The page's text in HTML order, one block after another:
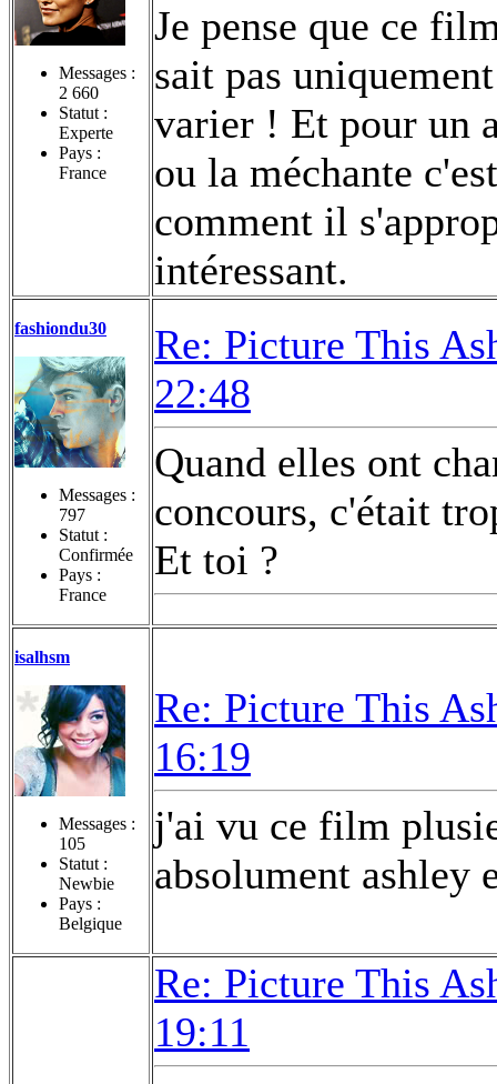
Messages :
2 660
Statut :
Experte
Pays :
France
Je pense que ce
sait pas
varier ! Et pour un
ou la méchante
comment il
intéressant.
fashiondu30
Messages :
797
Statut :
Confirmée
Pays :
France
Re: Picture This
22:48
Quand elles ont
concours, c'était
Et toi ?
isalhsm
Messages :
105
Statut :
Newbie
Pays :
Belgique
Re: Picture This
16:19
j'ai vu ce film
absolument ashley
Re: Picture This
19:11